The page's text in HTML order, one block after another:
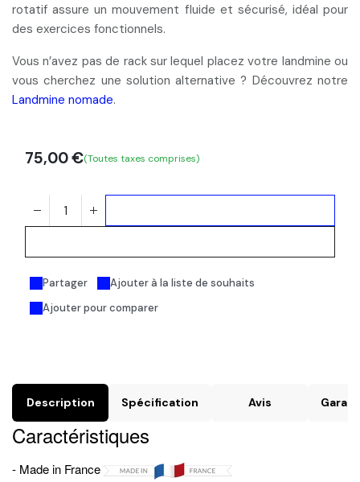
rotatif assure un mouvement fluide et sécurisé, idéal pour
des exercices fonctionnels.
Vous n’avez pas de rack sur lequel placez votre landmine ou
vous cherchez une solution alternative ? Découvrez notre
Landmine nomade.
Ajouter pour comparer
Partager Ajouter à la liste de souhaits
75,00€(Toutes taxes comprises)
Description Spécification Avis
Caractéristiques
- Made in France